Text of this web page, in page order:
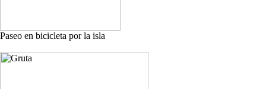
Paseo en bicicleta por la isla